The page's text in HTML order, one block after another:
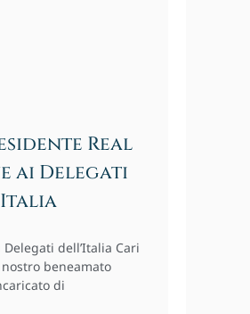
Real
ai Delegati
dell’Italia Cari
beneamato
di